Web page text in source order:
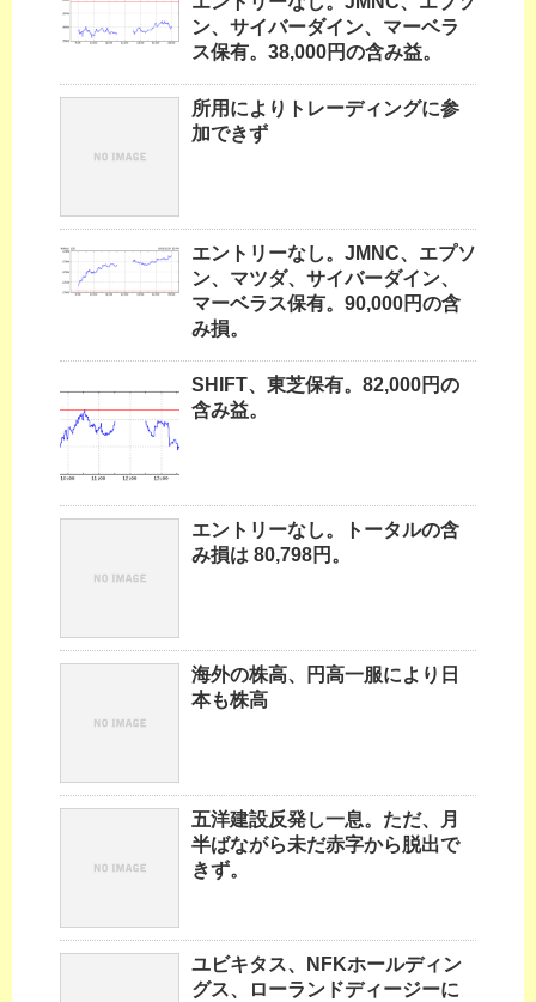
ン、サイバーダイン、マーベラ
ス保有。38,000円の含み益。
所用によりトレーディングに参
加できず
エントリーなし。JMNC、エプソ
ン、マツダ、サイバーダイン、
マーベラス保有。90,000円の含
み損。
SHIFT、東芝保有。82,000円の
含み益。
エントリーなし。トータルの含
み損は 80,798円。
海外の株高、円高一服により日
本も株高
五洋建設反発し一息。ただ、月
半ばながら未だ赤字から脱出で
きず。
ユビキタス、NFKホールディン
グス、ローランドディージーに